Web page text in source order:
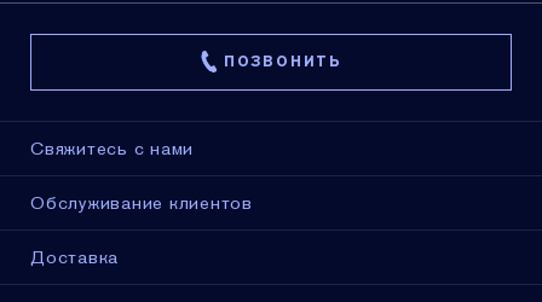
ПОЗВОНИТЬ
Свяжитесь с нами
Обслуживание клиентов
Доставка